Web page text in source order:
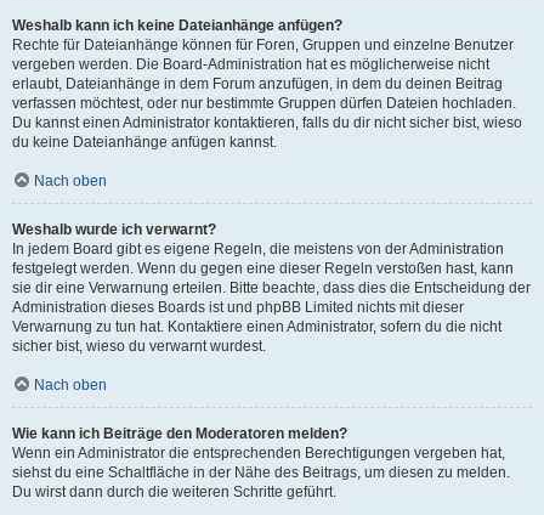
Weshalb kann ich keine Dateianhänge anfügen?
Rechte für Dateianhänge können für Foren, Gruppen und einzelne Benutzer
vergeben werden. Die Board-Administration hat es möglicherweise nicht
erlaubt, Dateianhänge in dem Forum anzufügen, in dem du deinen Beitrag
verfassen möchtest, oder nur bestimmte Gruppen dürfen Dateien hochladen.
Du kannst einen Administrator kontaktieren, falls du dir nicht sicher bist, wieso
du keine Dateianhänge anfügen kannst.
Nach oben
Weshalb wurde ich verwarnt?
In jedem Board gibt es eigene Regeln, die meistens von der Administration
festgelegt werden. Wenn du gegen eine dieser Regeln verstoßen hast, kann
sie dir eine Verwarnung erteilen. Bitte beachte, dass dies die Entscheidung der
Administration dieses Boards ist und phpBB Limited nichts mit dieser
Verwarnung zu tun hat. Kontaktiere einen Administrator, sofern du die nicht
sicher bist, wieso du verwarnt wurdest.
Nach oben
Wie kann ich Beiträge den Moderatoren melden?
Wenn ein Administrator die entsprechenden Berechtigungen vergeben hat,
siehst du eine Schaltfläche in der Nähe des Beitrags, um diesen zu melden.
Du wirst dann durch die weiteren Schritte geführt.